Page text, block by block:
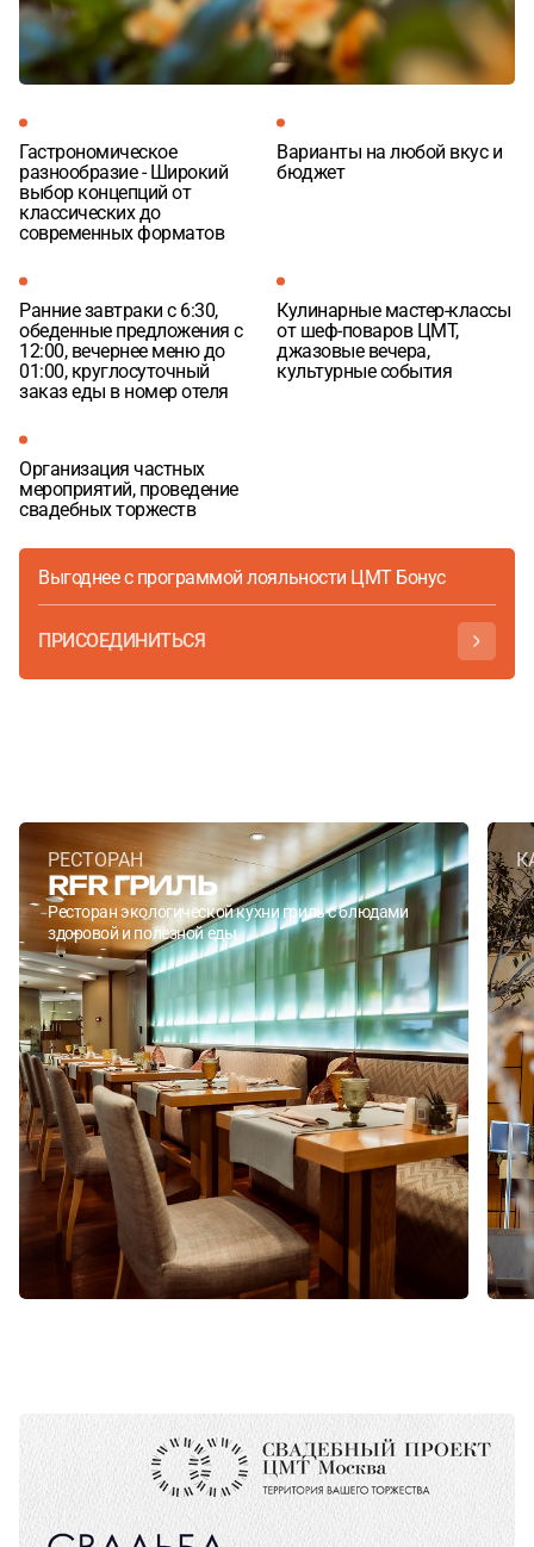
Гастрономическое
разнообразие - Широкий
выбор концепций от
классических до
современных форматов
Варианты на любой вкус и
бюджет
Ранние завтраки с 6:30,
обеденные предложения с
12:00, вечернее меню до
01:00, круглосуточный
заказ еды в номер отеля
Кулинарные мастер-классы
от шеф-поваров ЦМТ,
джазовые вечера,
культурные события
Организация частных
мероприятий, проведение
свадебных торжеств
Выгоднее с программой лояльности ЦМТ Бонус
ПРИСОЕДИНИТЬСЯ
РЕСТОРАН
RFR ГРИЛЬ
Ресторан экологической кухни гриль с блюдами
здоровой и полезной еды